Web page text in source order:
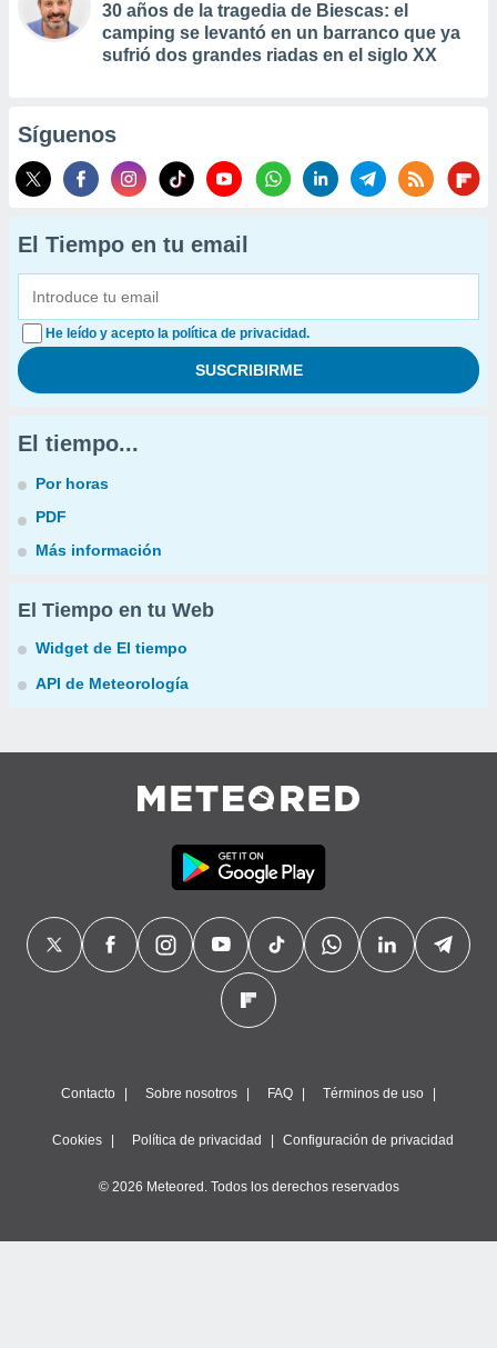
30 años de la tragedia de Biescas: el
camping se levantó en un barranco que ya
sufrió dos grandes riadas en el siglo XX
Síguenos
El Tiempo en tu email
He leído y acepto la política de privacidad.
El tiempo...
Por horas
PDF
Más información
El Tiempo en tu Web
Widget de El tiempo
API de Meteorología
Contacto Sobre nosotros FAQ Términos de uso
Cookies Política de privacidad Configuración de privacidad
© 2026 Meteored. Todos los derechos reservados